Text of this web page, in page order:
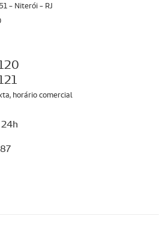
- Niterói - RJ
horário comercial